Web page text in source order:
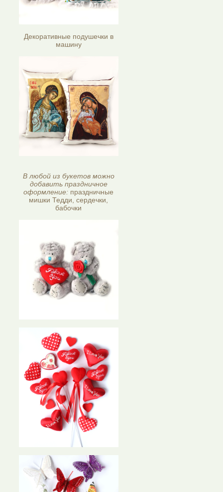
Декоративные подушечки в
машину
В любой из букетов можно
добавить праздничное
оформление: праздничные
мишки Тедди, сердечки,
бабочки